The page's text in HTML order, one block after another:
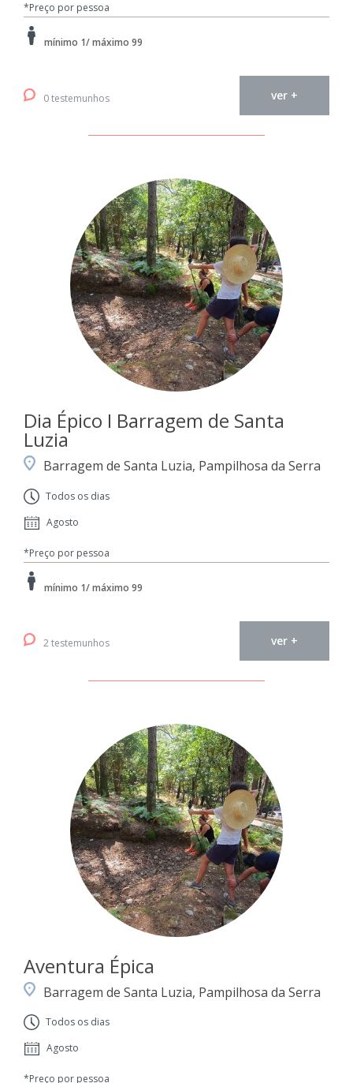
*Preço por pessoa
mínimo 1/ máximo 99
0 testemunhos ver +
Dia Épico I Barragem de Santa
Luzia
Barragem de Santa Luzia, Pampilhosa da Serra
Todos os dias
Agosto
*Preço por pessoa
mínimo 1/ máximo 99
2 testemunhos ver +
Aventura Épica
Barragem de Santa Luzia, Pampilhosa da Serra
Todos os dias
Agosto
*Preço por pessoa